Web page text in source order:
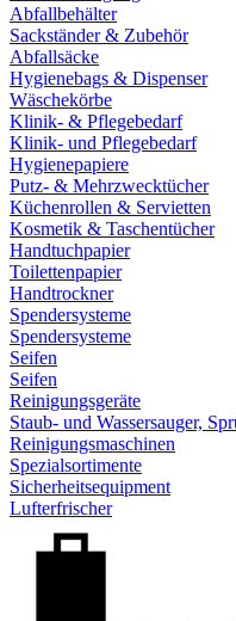
Abfallbehälter
Sackständer & Zubehör
Abfallsäcke
Hygienebags & Dispenser
Wäschekörbe
Klinik- & Pflegebedarf
Klinik- und Pflegebedarf
Hygienepapiere
Putz- & Mehrzwecktücher
Küchenrollen & Servietten
Kosmetik & Taschentücher
Handtuchpapier
Toilettenpapier
Handtrockner
Spendersysteme
Spendersysteme
Seifen
Seifen
Reinigungsgeräte
Staub- und Wassersauger,
Reinigungsmaschinen
Spezialsortimente
Sicherheitsequipment
Lufterfrischer